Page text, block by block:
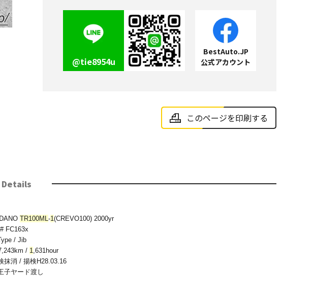
@tie8954u
BestAuto.JP
公式アカウント
このページを印刷する
TR100ML-1(CREVO100) 2000yr
FC163x
/ Jib
/ 1,631hour
抹消 / 揚検H28.03.16
子ヤード渡し